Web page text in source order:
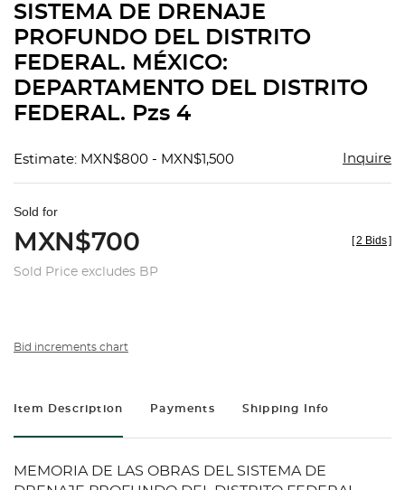
SISTEMA DE DRENAJE
PROFUNDO DEL DISTRITO
FEDERAL. MÉXICO:
DEPARTAMENTO DEL DISTRITO
FEDERAL. Pzs 4
Estimate: MXN$800 - MXN$1,500 Inquire
Sold for
MXN$700
Sold Price excludes BP
[2 Bids]
Bid increments chart
Item Description Payments Shipping Info
MEMORIA DE LAS OBRAS DEL SISTEMA DE